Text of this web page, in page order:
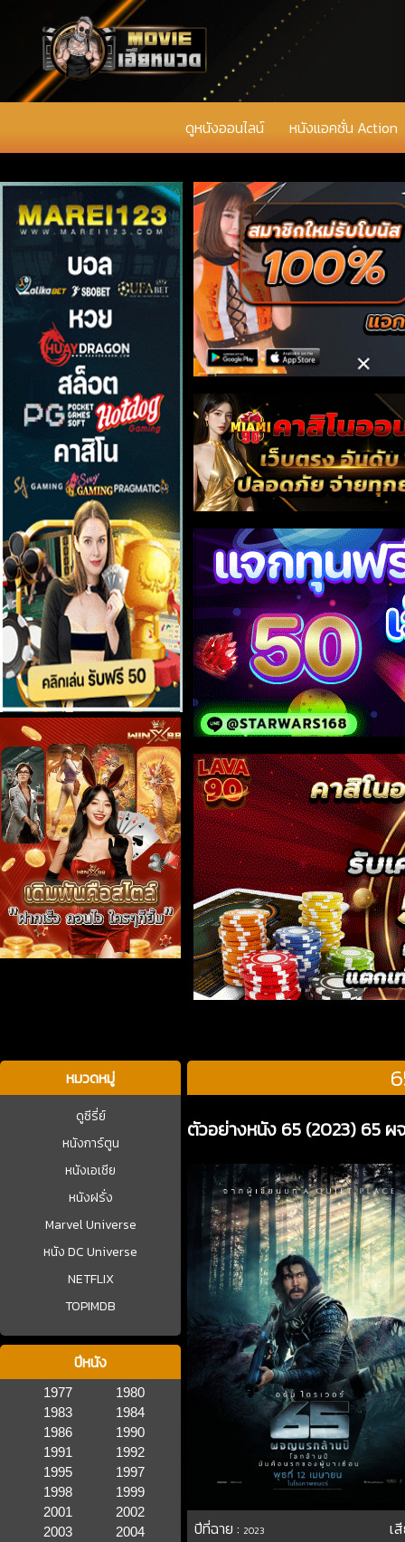
ดูหนังออนไลน์ หนังแอคชั่น Action
หมวดหมู่
ดูซีรี่ย์
หนังการ์ตูน
หนังเอเชีย
หนังฝรั่ง
Marvel Universe
หนัง DC Universe
NETFLIX
TOPIMDB
ปีหนัง
1977
1980
1983
1984
1986
1990
1991
1992
1995
1997
1998
1999
2001
2002
2003
2004
ตัวอย่างหนัง 65 (2023) 65
ปีที่ฉาย :2023 เ